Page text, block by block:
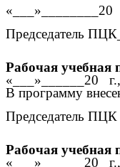
«___»________20
Председатель
Рабочая учебная
«___»______20
В программу
Председатель ПЦК
Рабочая учебная
«___»______20